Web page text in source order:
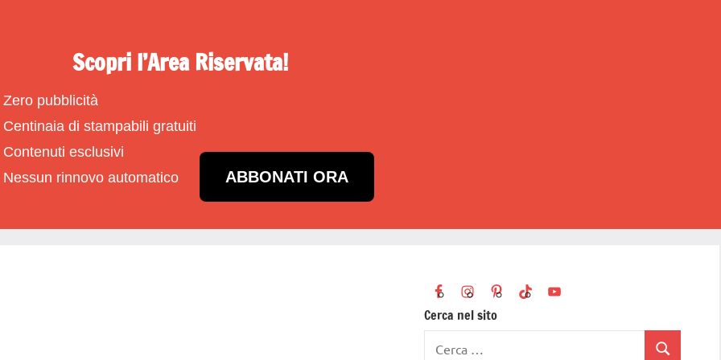
Scopri l’Area Riservata!
Zero pubblicità
Centinaia di stampabili gratuiti
Contenuti esclusivi
Nessun rinnovo automatico
ABBONATI ORA
Cerca nel sito